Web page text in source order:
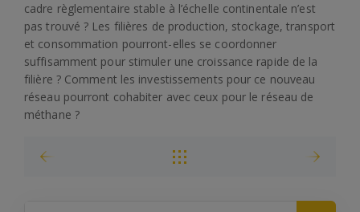
cadre règlementaire stable à l’échelle continentale n’est
pas trouvé ? Les filières de production, stockage, transport
et consommation pourront-elles se coordonner
suffisamment pour stimuler une croissance rapide de la
filière ? Comment les investissements pour ce nouveau
réseau pourront cohabiter avec ceux pour le réseau de
méthane ?